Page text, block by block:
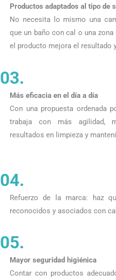
Productos adaptados al tipo de
No necesita lo mismo una
que un baño con cal o una
el producto mejora el resultado
03.
Más eficacia en el día a día
Con una propuesta ordenada
trabaja con más agilidad,
resultados en limpieza y
04.
Refuerzo de la marca:
haz
reconocidos y asociados con
05.
Mayor seguridad higiénica
Contar con productos